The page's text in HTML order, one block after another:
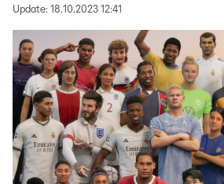
Update: 18.10.2023 12:41